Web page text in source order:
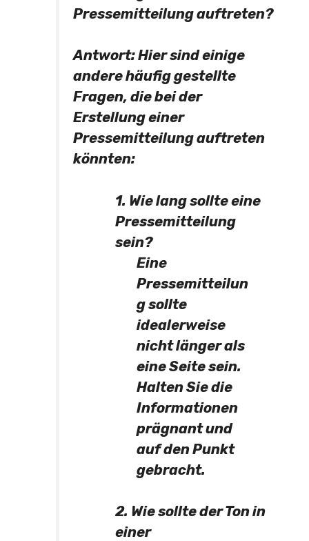
Pressemitteilung auftreten?
Antwort:Hier sind einige
andere häufig gestellte
Fragen, die bei der
Erstellung einer
Pressemitteilung auftreten
könnten:
1. Wie lang sollte eine
Pressemitteilung
sein?
Eine
Pressemitteilun
g sollte
idealerweise
nicht länger als
eine Seite sein.
Halten Sie die
Informationen
prägnant und
auf den Punkt
gebracht.
2. Wie sollte der Ton in
einer